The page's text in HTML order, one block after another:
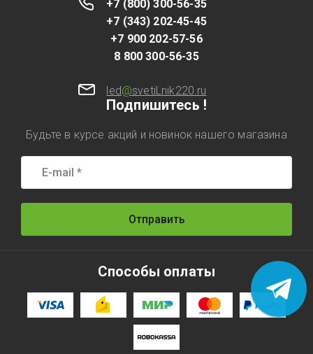
+7 (800) 300-56-35
+7 (343) 202-45-45
+7 900 202-57-56
8 800 300-56-35
led@svetiLnik220.ru
Подпишитесь !
Будьте в курсе акций и новинок нашего магазина
Отправить
Способы оплаты